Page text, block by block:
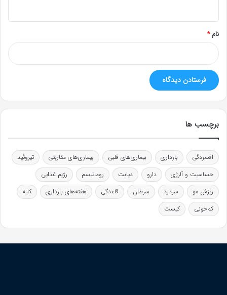
نام*
برچسب ها
افسردگی بارداری بیماری‌های قلبی بیماری‌های مقاربتی
تیروئید
حساسیت و آلرژی
دارو دیابت روماتیسم
رژیم غذایی
ریزش مو
سردرد سرطان قاعدگی هفته‌های بارداری
کلیه
کم‌خونی
کیست